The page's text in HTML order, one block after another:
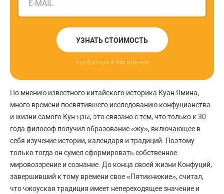
E-MAIL
УЗНАТЬ СТОИМОСТЬ
это быстро и бесплатно
По мнению известного китайского историка Куан Ямина,
много времени посвятившего исследованию конфуцианства
и жизни самого Кун-цзы, это связано с тем, что только к 30
года философ получил образование «жу», включающее в
себя изучение истории, календаря и традиций. Поэтому
только тогда он сумел сформировать собственное
мировоззрение и сознание. До конца своей жизни Конфуций,
завершивший к тому времени свое «Пятикнижие», считал,
что чжоуская традиция имеет непереходящее значение и